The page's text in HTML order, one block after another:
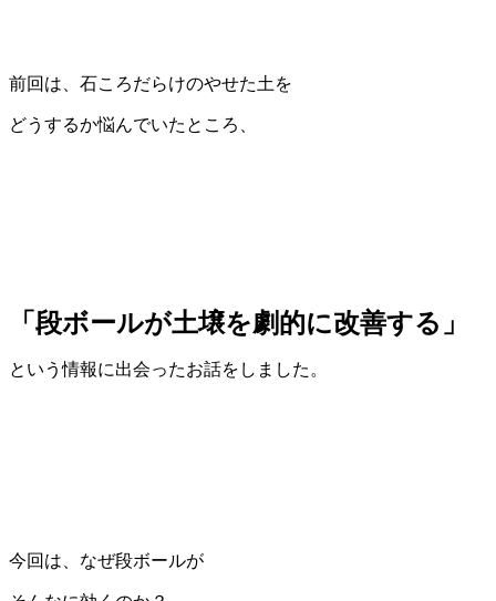
前回は、石ころだらけのやせた土を
どうするか悩んでいたところ、
「段ボールが土壌を劇的に改善する」
という情報に出会ったお話をしました。
今回は、なぜ段ボールが